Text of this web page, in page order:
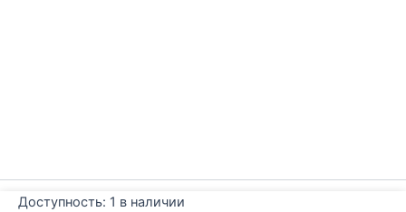
Доступность: 1 в наличии